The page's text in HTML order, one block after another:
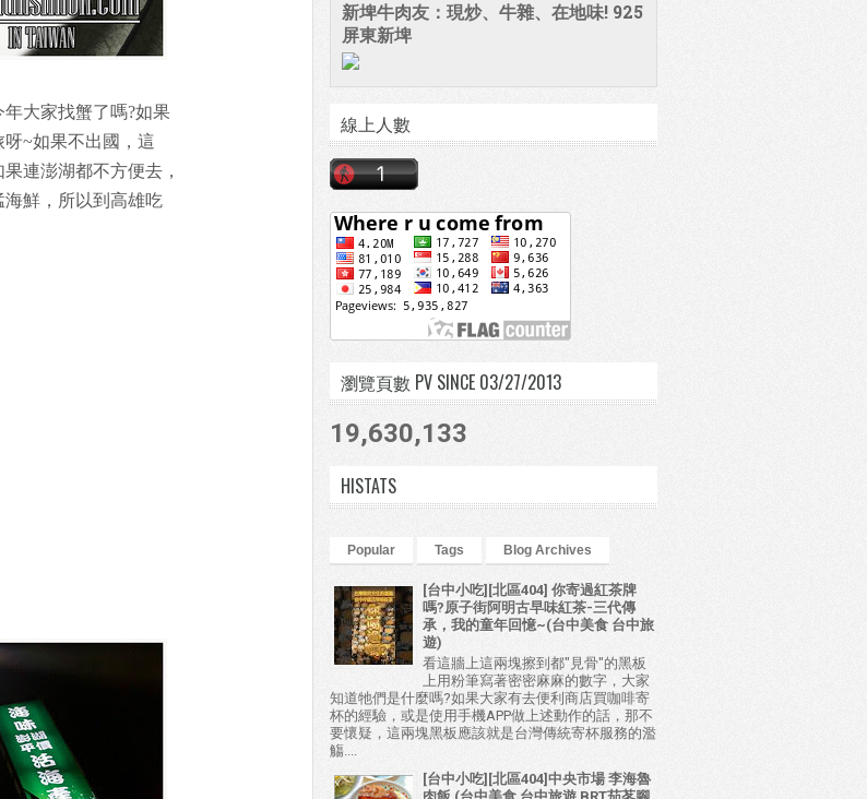
大家找蟹了嗎?如果
~如果不出國，這
連澎湖都不方便去，
鮮，所以到高雄吃
新埤牛肉友：現炒、牛雜、在地味! 925
屏東新埤
線上人數
瀏覽頁數 PV SINCE 03/27/2013
19,630,133
HISTATS
Popular Tags Blog Archives
[台中小吃][北區404] 你寄過紅茶牌
嗎?原子街阿明古早味紅茶-三代傳
承，我的童年回憶~(台中美食 台中旅
遊)
看這牆上這兩塊擦到都"見骨"的黑板
上用粉筆寫著密密麻麻的數字，大家
知道牠們是什麼嗎?如果大家有去便利商店買咖啡寄
杯的經驗，或是使用手機APP做上述動作的話，那不
要懷疑，這兩塊黑板應該就是台灣傳統寄杯服務的濫
觴....
[台中小吃][北區404]中央市場 李海魯